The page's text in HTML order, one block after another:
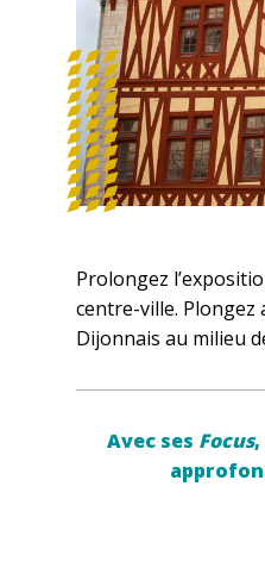
Prolongez
centre-ville. Plongez
Dijonnais au milieu
Avec ses Focus,